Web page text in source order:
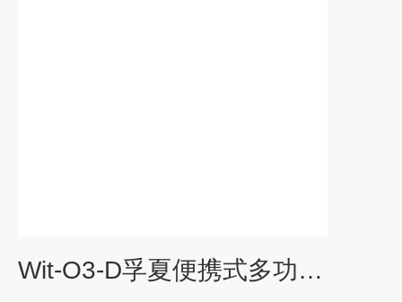
Wit-O3-D孚夏便携式多功能臭氧检测仪